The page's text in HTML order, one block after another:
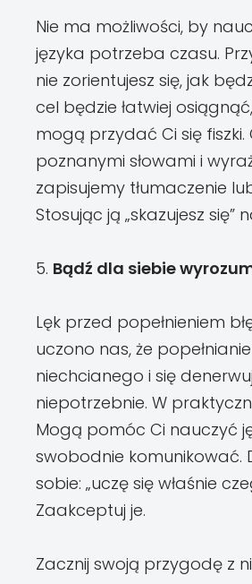
Nie ma możliwości, by
języka potrzeba czasu.
nie zorientujesz się, jak
cel będzie łatwiej
mogą przydać Ci się fiszki.
poznanymi słowami i
zapisujemy tłumaczenie
Stosując ją „skazujesz się”
5. Bądź dla siebie
Lęk przed popełnieniem
uczono nas, że
niechcianego i się
niepotrzebnie. W
Mogą pomóc Ci nauczyć
swobodnie komunikować.
sobie: „uczę się właśnie
Zaakceptuj je.
Zacznij swoją przygodę z